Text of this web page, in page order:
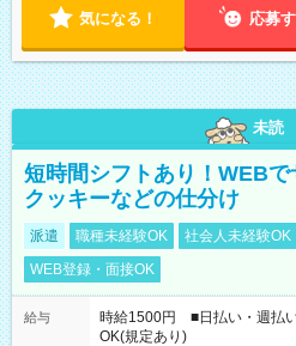
気になる！ 応募
未読
短時間シフトあり！WEBで
クッキーなどの仕分け
派遣 職種未経験OK 社会人未経験OK
WEB登録・面接OK
給与
時給1500円 ■日払い・週払
OK(規定あり)